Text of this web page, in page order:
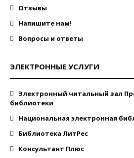
Отзывы
Напишите нам!
Вопросы и ответы
ЭЛЕКТРОННЫЕ УСЛУГИ
Электронный читальный зал
библиотеки
Национальная электронная
Библиотека ЛитРес
Консультант Плюс